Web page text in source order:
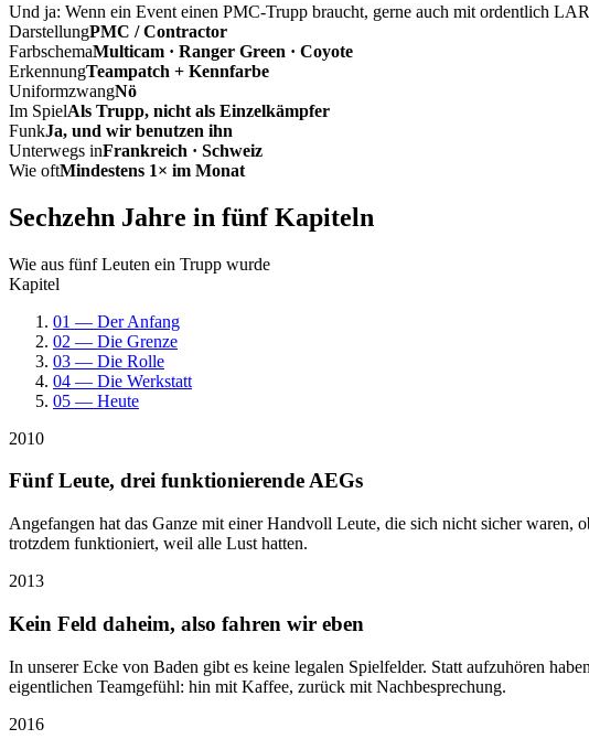
Und ja: Wenn ein Event einen PMC-Trupp braucht, gerne auch mit ordentlich
DarstellungPMC / Contractor
FarbschemaMulticam · Ranger Green · Coyote
ErkennungTeampatch + Kennfarbe
UniformzwangNö
Im SpielAls Trupp, nicht als Einzelkämpfer
FunkJa, und wir benutzen ihn
Unterwegs inFrankreich · Schweiz
Wie oftMindestens 1× im Monat
Sechzehn Jahre in fünf Kapiteln
Wie aus fünf Leuten ein Trupp wurde
Kapitel
01 — Der Anfang
02 — Die Grenze
03 — Die Rolle
04 — Die Werkstatt
05 — Heute
2010
Fünf Leute, drei funktionierende AEGs
Angefangen hat das Ganze mit einer Handvoll Leute, die sich nicht sicher waren,
trotzdem funktioniert, weil alle Lust hatten.
2013
Kein Feld daheim, also fahren wir eben
In unserer Ecke von Baden gibt es keine legalen Spielfelder. Statt aufzuhören
eigentlichen Teamgefühl: hin mit Kaffee, zurück mit Nachbesprechung.
2016